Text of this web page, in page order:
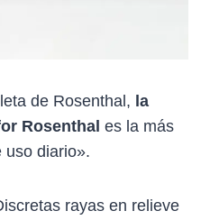
de Rosenthal, la
Rosenthal es la más
uso diario».
rayas en relieve